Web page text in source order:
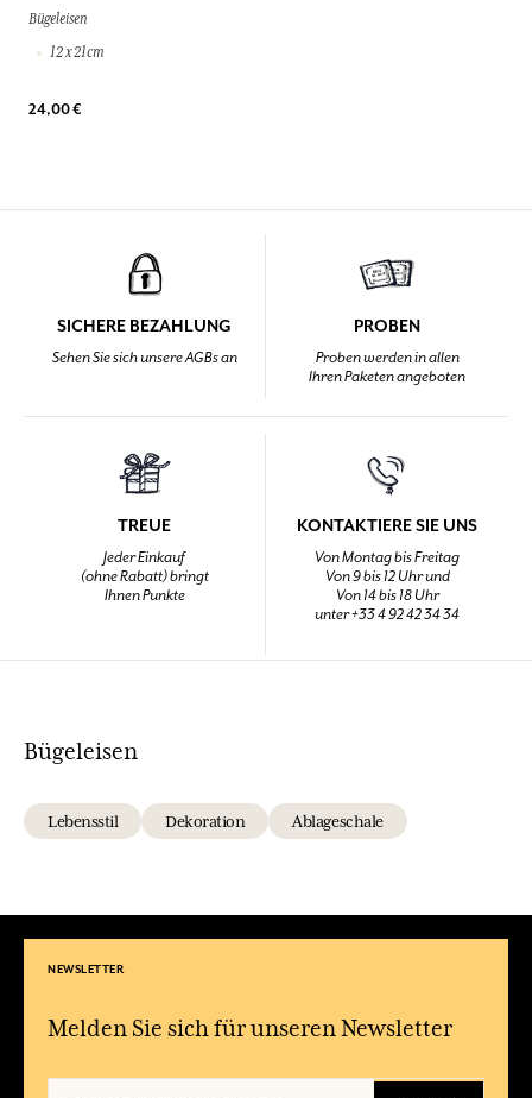
Bügeleisen
12 x 21cm
24,00 €
SICHERE BEZAHLUNG
Sehen Sie sich unsere AGBs an
PROBEN
Proben werden in allen
Ihren Paketen angeboten
TREUE
Jeder Einkauf
(ohne Rabatt) bringt
Ihnen Punkte
KONTAKTIERE SIE UNS
Von Montag bis Freitag
Von 9 bis 12 Uhr und
Von 14 bis 18 Uhr
unter +33 4 92 42 34 34
Bügeleisen
Lebensstil Dekoration Ablageschale
NEWSLETTER
Melden Sie sich für unseren Newsletter